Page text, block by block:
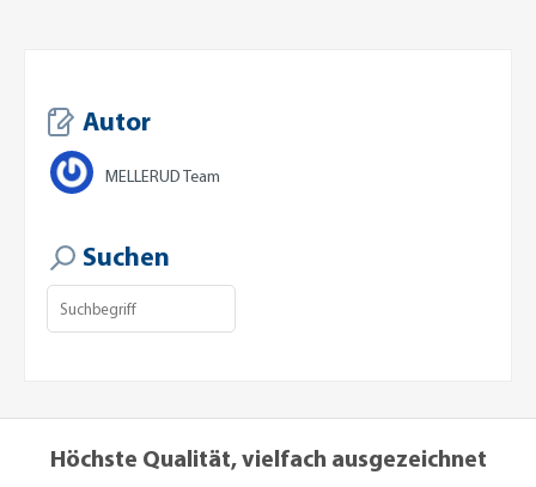
Autor
MELLERUD Team
Suchen
Höchste Qualität, vielfach ausgezeichnet